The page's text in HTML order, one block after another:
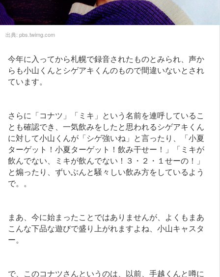
出典: pbs.twimg.com
今年に入ってから札幌で録音されたものとみられ、声か
らも小山くんとシゲアキくんのもので間違いないとされ
ています。
さらに「コナツ」「ミキ」という名前を連呼しているこ
とも確認でき、一気飲みをしたと思われるシゲアキくん
に対して小山くんが「シゲ強いね」と言ったり、「小夏
ターゲット！小夏ターゲット！飲み干せー！」「ミキが
飲んでない、ミキが飲んでない！３・２・１せーの！」
と煽ったり、ずいぶんと騒々しい飲み方をしているよう
で。。
まあ、今に始まったことではありませんが、よくもまあ
こんな下品な遊びで盛り上がれますよね、小山キャスタ
ー。
で、このコナツさんというのは、以前、手越くんと噂に